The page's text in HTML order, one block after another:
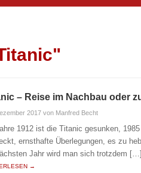
– Reise im Nachbau oder
2017 von Manfred Becht
1912 ist die Titanic gesunken,
ernsthafte Überlegungen, es zu
Jahr wird man sich trotzdem […]
→